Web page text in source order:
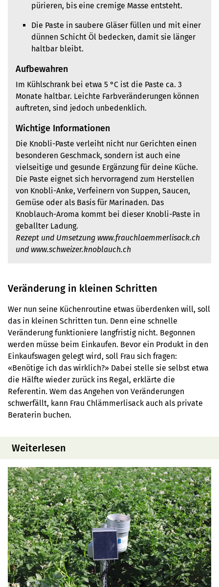
pürieren, bis eine cremige Masse entsteht.
Die Paste in saubere Gläser füllen und mit einer
dünnen Schicht Öl bedecken, damit sie länger
haltbar bleibt.
Aufbewahren
Im Kühlschrank bei etwa 5 °C ist die Paste ca. 3
Monate haltbar. Leichte Farbveränderungen können
auftreten, sind jedoch unbedenklich.
Wichtige Informationen
Die Knobli-Paste verleiht nicht nur Gerichten einen
besonderen Geschmack, sondern ist auch eine
vielseitige und gesunde Ergänzung für deine Küche.
Die Paste eignet sich hervorragend zum Herstellen
von Knobli-Anke, Verfeinern von Suppen, Saucen,
Gemüse oder als Basis für Marinaden. Das
Knoblauch-Aroma kommt bei dieser Knobli-Paste in
geballter Ladung.
Rezept und Umsetzung www.frauchlaemmerlisack.ch
und www.schweizer.knoblauch.ch
Veränderung in kleinen Schritten
Wer nun seine Küchenroutine etwas überdenken will, soll
das in kleinen Schritten tun. Denn eine schnelle
Veränderung funktioniere langfristig nicht. Begonnen
werden müsse beim Einkaufen. Bevor ein Produkt in den
Einkaufswagen gelegt wird, soll Frau sich fragen:
«Benötige ich das wirklich?» Dabei stelle sie selbst etwa
die Hälfte wieder zurück ins Regal, erklärte die
Referentin. Wem das Angehen von Veränderungen
schwerfällt, kann Frau Chlämmerlisack auch als private
Beraterin buchen.
Weiterlesen